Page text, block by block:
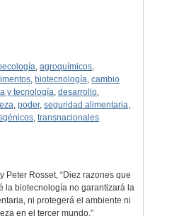
, agroquímicos,
, biotecnología, cambio
y tecnología, desarrollo,
, poder, seguridad alimentaria,
, transnacionales
Peter Rosset, “Diez razones que
la biotecnología no garantizará la
ni protegerá el ambiente ni
en el tercer mundo,”